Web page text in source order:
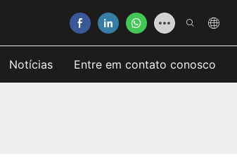
Notícias Entre em contato conosco